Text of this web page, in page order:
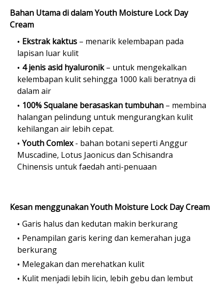
Bahan Utama di dalam Youth Moisture Lock Day
Cream
Ekstrak kaktus – menarik kelembapan pada
lapisan luar kulit
4 jenis asid hyaluronik– untuk mengekalkan
kelembapan kulit sehingga 1000 kali beratnya di
dalam air
100% Squalane berasaskan tumbuhan – membina
halangan pelindung untuk mengurangkan kulit
kehilangan air lebih cepat.
Youth Comlex- bahan botani seperti Anggur
Muscadine, Lotus Jaonicus dan Schisandra
Chinensis untuk faedah anti-penuaan
Kesan menggunakan Youth Moisture Lock Day Cream
Garis halus dan kedutan makin berkurang
Penampilan garis kering dan kemerahan juga
berkurang
Melegakan dan merehatkan kulit
Kulit menjadi lebih licin, lebih gebu dan lembut